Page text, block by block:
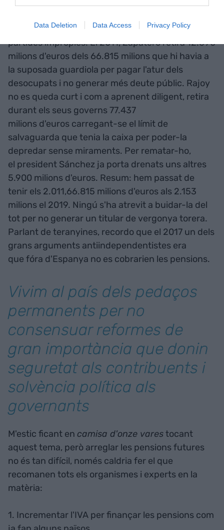
Data Deletion Data Access Privacy Policy
utilitzat la "caixa" de les pensions per finançar
partides impròpies. El 2011, Zapatero retira 12.690
milions d'euros dels 66.815 milions que hi havia a
la suposada guardiola per pagar l'atur dels
desocupats i no generar més deute públic. Rajoy
no es queda curt i com a aprenent diligent, retira
durant els seus governs 77.437
milions d'euros carregant-se el límit de
salvaguarda que tenia la caixa per poder-la
depredar sense miraments. Per rematar-ho,
el president Sánchez ja porta drenats uns altres
5.900 milions d'euros. Resum: hem passat de
tenir els 2.011,66.815 milions d'euros als 2.153
milions el 2019. Ningú s'ha atrevit a buidar-la del
tot per no generar un titular de vergonya torera.
Parlant de teranyines, recordo que el 2017 un dels
grans arguments antiindependentistes era
que fóra d'Espanya no es cobrarien les pensions.
Vivim al país dels pedaços
permanents per no
consensuar reformes de
gran importància que donin
seguretat als contribuents i
solvència política als
governants
M'estic ficant en camisa d'onze varestocant
aquest tema, però arreglar les pensions futures
no és tan difícil, només caldria fer el que
recomanen tots els organismes i experts en la
matèria:
1. Incrementar l'IVA per finançar les pensions com